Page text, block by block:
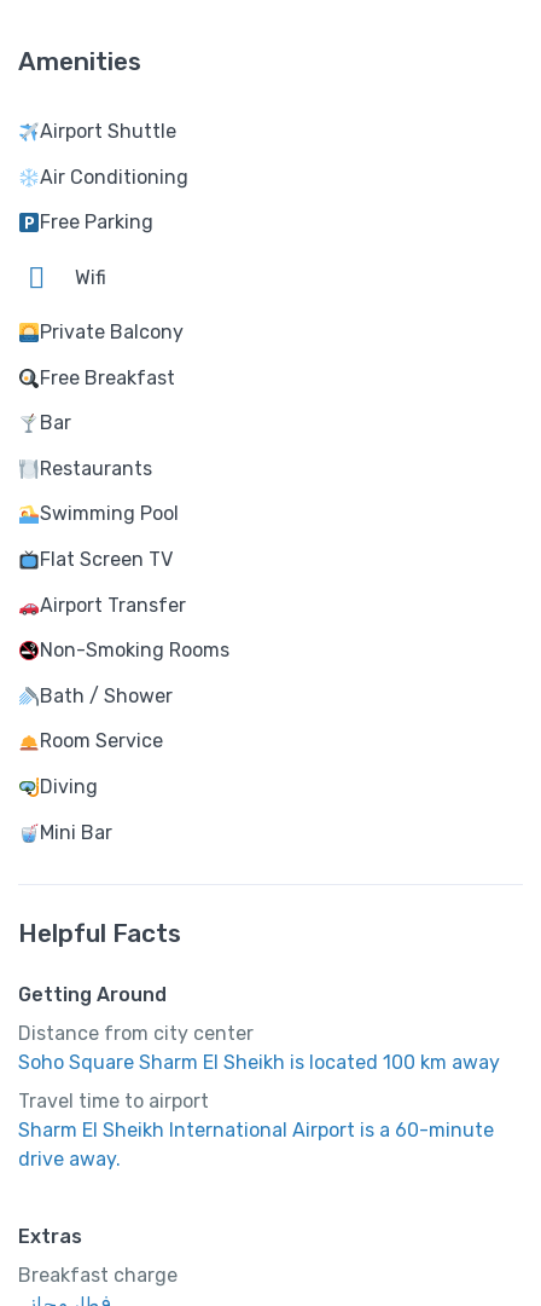
Amenities
Airport Shuttle
Air Conditioning
Free Parking
Wifi
Private Balcony
Free Breakfast
Bar
Restaurants
Swimming Pool
Flat Screen TV
Airport Transfer
Non-Smoking Rooms
Bath / Shower
Room Service
Diving
Mini Bar
Helpful Facts
Getting Around
Distance from city center
Soho Square Sharm El Sheikh is located 100 km away
Travel time to airport
Sharm El Sheikh International Airport is a 60-minute
drive away.
Extras
Breakfast charge